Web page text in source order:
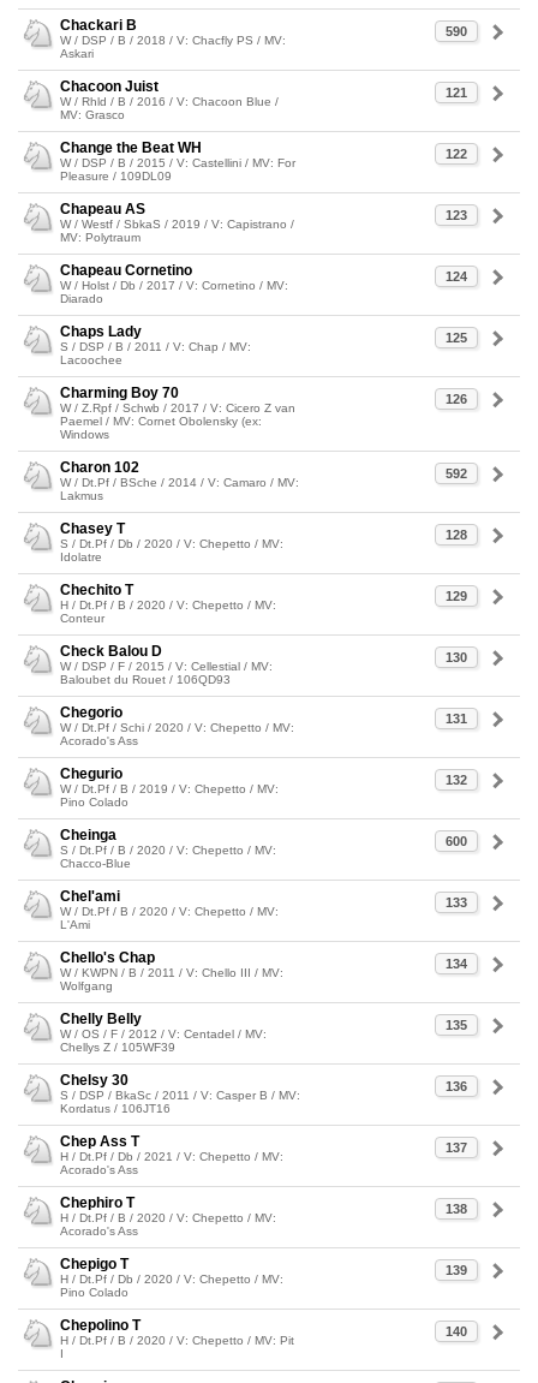
590
Chackari B
W / DSP / B / 2018 / V: Chacfly PS / MV:
Askari
121
Chacoon Juist
W / Rhld / B / 2016 / V: Chacoon Blue /
MV: Grasco
122
Change the Beat WH
W / DSP / B / 2015 / V: Castellini / MV: For
Pleasure / 109DL09
123
Chapeau AS
W / Westf / SbkaS / 2019 / V: Capistrano /
MV: Polytraum
124
Chapeau Cornetino
W / Holst / Db / 2017 / V: Cornetino / MV:
Diarado
125
Chaps Lady
S / DSP / B / 2011 / V: Chap / MV:
Lacoochee
126
Charming Boy 70
W / Z.Rpf / Schwb / 2017 / V: Cicero Z van
Paemel / MV: Cornet Obolensky (ex:
Windows
592
Charon 102
W / Dt.Pf / BSche / 2014 / V: Camaro / MV:
Lakmus
128
Chasey T
S / Dt.Pf / Db / 2020 / V: Chepetto / MV:
Idolatre
129
Chechito T
H / Dt.Pf / B / 2020 / V: Chepetto / MV:
Conteur
130
Check Balou D
W / DSP / F / 2015 / V: Cellestial / MV:
Baloubet du Rouet / 106QD93
131
Chegorio
W / Dt.Pf / Schi / 2020 / V: Chepetto / MV:
Acorado's Ass
132
Chegurio
W / Dt.Pf / B / 2019 / V: Chepetto / MV:
Pino Colado
600
Cheinga
S / Dt.Pf / B / 2020 / V: Chepetto / MV:
Chacco-Blue
133
Chel'ami
W / Dt.Pf / B / 2020 / V: Chepetto / MV:
L'Ami
134
Chello's Chap
W / KWPN / B / 2011 / V: Chello III / MV:
Wolfgang
135
Chelly Belly
W / OS / F / 2012 / V: Centadel / MV:
Chellys Z / 105WF39
136
Chelsy 30
S / DSP / BkaSc / 2011 / V: Casper B / MV:
Kordatus / 106JT16
137
Chep Ass T
H / Dt.Pf / Db / 2021 / V: Chepetto / MV:
Acorado's Ass
138
Chephiro T
H / Dt.Pf / B / 2020 / V: Chepetto / MV:
Acorado's Ass
139
Chepigo T
H / Dt.Pf / Db / 2020 / V: Chepetto / MV:
Pino Colado
140
Chepolino T
H / Dt.Pf / B / 2020 / V: Chepetto / MV: Pit
I